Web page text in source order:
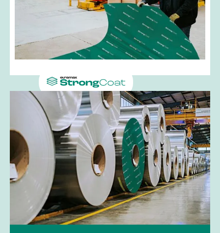
In der Vielseitigkeit stark